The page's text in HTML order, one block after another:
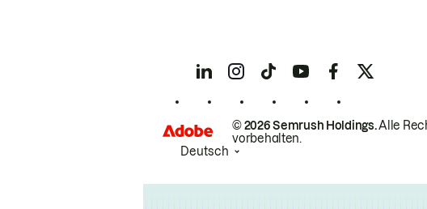
© 2026 Semrush Holdings.Alle
vorbehalten.
Deutsch